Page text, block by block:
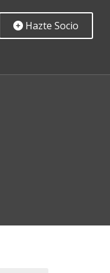
Hazte Socio